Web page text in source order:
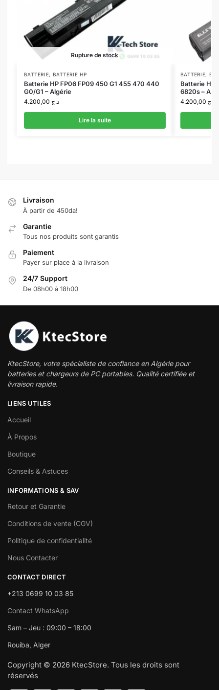
Rupture de stock
BATTERIE, BATTERIE HP
Batterie HP FP06 FP09 450 G1 455 470 440
G0/G1 – Algérie
د.ج
Lire la suite
BATTERIE,
Batterie HP
6820s –
د.ج
Livraison
À partir de 450da!
Garantie
Tous nos produits sont garantis
Paiement
Payer sur place à la livraison
24/7 Support
De 08h00 à 18h00
KtecStore, votre spécialiste de confiance en Algérie pour
batteries et chargeurs de PC portables. Qualité certifiée et
livraison rapide.
LIENS UTILES
Accueil
À Propos
Boutique
Conseils & Astuces
INFORMATIONS & SAV
Retour et Garantie
Conditions de vente (CGV)
Politique de confidentialité
Nous Contacter
CONTACT DIRECT
+213 0699 10 03 85
Contact WhatsApp
Sam – Jeu : 09:00 – 18:00
Rouiba, Alger
Copyright © 2026 KtecStore. Tous les droits sont
réservés